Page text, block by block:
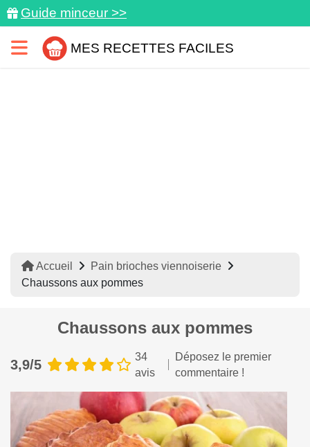
Guide minceur >>
MES RECETTES FACILES
Accueil
Pain brioches viennoiserie
Chaussons aux pommes
Chaussons aux pommes
3,9/5
34
avis
Déposez le premier
commentaire !